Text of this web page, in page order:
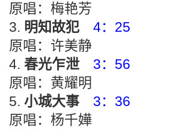
原唱：梅艳芳
明知故犯
4：25
原唱：许美静
春光乍泄
3：56
原唱：黄耀明
小城大事
3：36
原唱：杨千嬅